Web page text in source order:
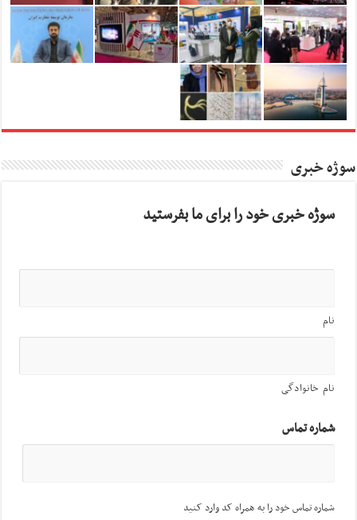
سوژه خبری
سوژه خبری خود را برای ما بفرستید
نام
نام خانوادگی
شماره تماس
شماره تماس خود را به همراه کد وارد کنید